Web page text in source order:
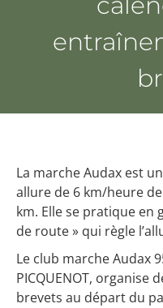
La marche Audax est
allure de 6 km/heure
km. Elle se pratique
de route » qui règle
Le club marche Audax
PICQUENOT, organise
brevets au départ du